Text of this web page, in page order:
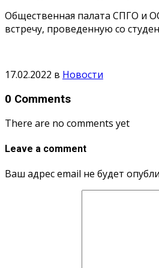
Общественная палата СПГО и
встречу, проведенную со
17.02.2022 в Новости
0 Comments
There are no comments yet
Leave a comment
Ваш адрес email не будет